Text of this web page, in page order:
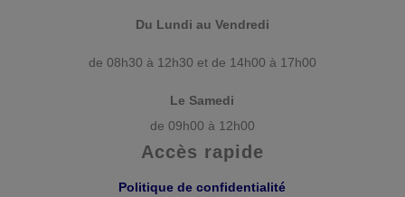
Du Lundi au Vendredi
de 08h30 à 12h30 et de 14h00 à 17h00
Le Samedi
de 09h00 à 12h00
Accès rapide
Politique de confidentialité